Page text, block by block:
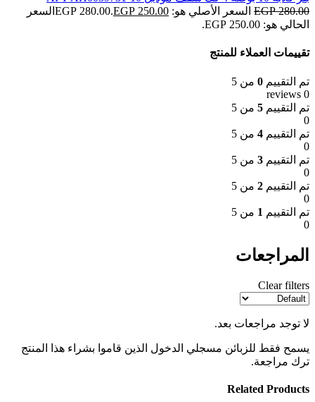
EGP280.00 السعر الأصلي هو: EGP 280.00. EGP 250.00
السعر
الحالي هو: EGP 250.00.
تقييمات العملاء للمنتج
تم التقييم 0 من 5
0 reviews
تم التقييم 5 من 5
0
تم التقييم 4 من 5
0
تم التقييم 3 من 5
0
تم التقييم 2 من 5
0
تم التقييم 1 من 5
0
المراجعات
Clear filters
لا توجد مراجعات بعد.
يسمح فقط للزبائن مسجلي الدخول الذين قاموا بشراء هذا المنتج
ترك مراجعة.
Related Products